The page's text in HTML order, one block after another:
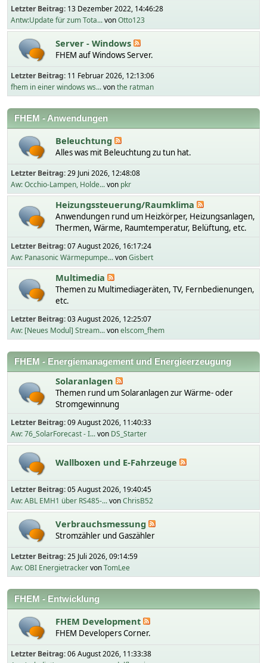
Letzter Beitrag: 13 Dezember 2022, 14:46:28
Antw:Update für zum Tota...vonOtto123
Server - Windows
FHEM auf Windows Server.
Letzter Beitrag: 11 Februar 2026, 12:13:06
fhem in einer windows ws...vonthe ratman
FHEM - Anwendungen
Beleuchtung
Alles was mit Beleuchtung zu tun hat.
Letzter Beitrag:29 Juni 2026, 12:48:08
Aw: Occhio-Lampen, Holde...von pkr
Heizungssteuerung/Raumklima
Anwendungen rund um Heizkörper, Heizungsanlagen,
Thermen, Wärme, Raumtemperatur, Belüftung, etc.
Letzter Beitrag:07 August 2026, 16:17:24
Aw: Panasonic Wärmepumpe...vonGisbert
Multimedia
Themen zu Multimediageräten, TV, Fernbedienungen,
etc.
Letzter Beitrag:03 August 2026, 12:25:07
Aw: [Neues Modul] Stream...vonelscom_fhem
FHEM - Energiemanagement und Energieerzeugung
Solaranlagen
Themen rund um Solaranlagen zur Wärme- oder
Stromgewinnung
Letzter Beitrag:09 August 2026, 11:40:33
Aw: 76_SolarForecast - I...von DS_Starter
Wallboxen und E-Fahrzeuge
Letzter Beitrag:05 August 2026, 19:40:45
Aw: ABL EMH1 über RS485-...vonChrisB52
Verbrauchsmessung
Stromzähler und Gaszähler
Letzter Beitrag:25 Juli 2026, 09:14:59
Aw: OBI EnergietrackervonTomLee
FHEM - Entwicklung
FHEM Development
FHEM Developers Corner.
Letzter Beitrag:06 August 2026, 11:33:38